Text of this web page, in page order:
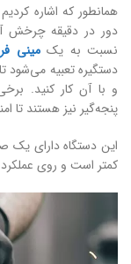
دور در دقیقه چرخش
نسبت به یکمینی
دستگیره تعبیه می‌شود
و با آن کار کنید.
پنجه‌گیر نیز هستند تا
این دستگاه دارای یک
کمتر است و روی عملکرد